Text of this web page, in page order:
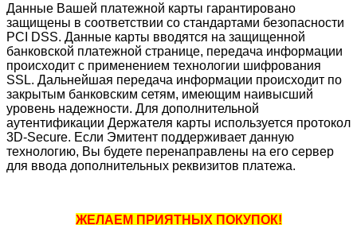
Данные Вашей платежной карты гарантировано
защищены в соответствии со стандартами безопасности
PCI DSS. Данные карты вводятся на защищенной
банковской платежной странице, передача информации
происходит с применением технологии шифрования
SSL. Дальнейшая передача информации происходит по
закрытым банковским сетям, имеющим наивысший
уровень надежности. Для дополнительной
аутентификации Держателя карты используется протокол
3D-Secure. Если Эмитент поддерживает данную
технологию, Вы будете перенаправлены на его сервер
для ввода дополнительных реквизитов платежа.
ЖЕЛАЕМ ПРИЯТНЫХ ПОКУПОК!